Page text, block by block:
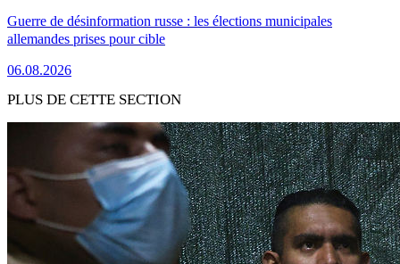
Guerre de désinformation russe : les élections municipales
allemandes prises pour cible
06.08.2026
PLUS DE CETTE SECTION